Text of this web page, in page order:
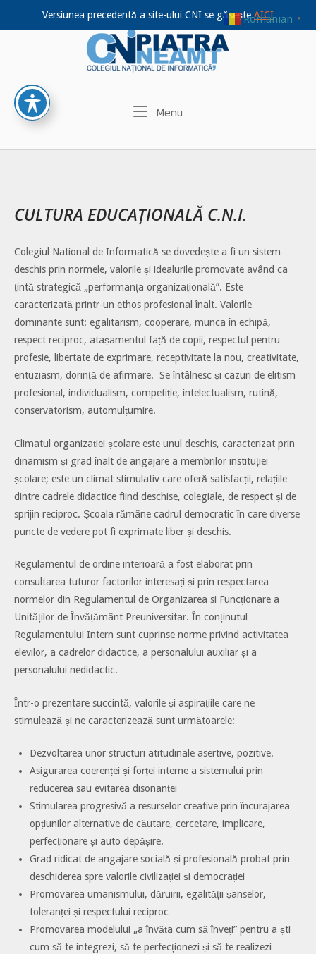
Versiunea precedentă a site-ului CNI se găseșteAICI
Home
Menu
CULTURA EDUCAȚIONALĂ C.N.I.
Colegiul National de Informatică se dovedește a fi un sistem
deschis prin normele, valorile și idealurile promovate având ca
țintă strategică „performanța organizațională”. Este
caracterizată printr-un ethos profesional înalt. Valorile
dominante sunt: egalitarism, cooperare, munca în echipă,
respect reciproc, atașamentul față de copii, respectul pentru
profesie, libertate de exprimare, receptivitate la nou, creativitate,
entuziasm, dorință de afirmare. Se întâlnesc și cazuri de elitism
profesional, individualism, competiție, intelectualism, rutină,
conservatorism, automulțumire.
Climatul organizației școlare este unul deschis, caracterizat prin
dinamism și grad înalt de angajare a membrilor instituției
școlare; este un climat stimulativ care oferă satisfacții, relațiile
dintre cadrele didactice fiind deschise, colegiale, de respect și de
sprijin reciproc. Şcoala rămâne cadrul democratic în care diverse
puncte de vedere pot fi exprimate liber și deschis.
Regulamentul de ordine interioară a fost elaborat prin
consultarea tuturor factorilor interesați și prin respectarea
normelor din Regulamentul de Organizarea si Funcționare a
Unităților de Învățământ Preuniversitar. În conținutul
Regulamentului Intern sunt cuprinse norme privind activitatea
elevilor, a cadrelor didactice, a personalului auxiliar și a
personalului nedidactic.
Într-o prezentare succintă, valorile și aspirațiile care ne
stimulează și ne caracterizează sunt următoarele:
Dezvoltarea unor structuri atitudinale asertive, pozitive.
Asigurarea coerenței și forței interne a sistemului prin
reducerea sau evitarea disonanței
Stimularea progresivă a resurselor creative prin încurajarea
opțiunilor alternative de căutare, cercetare, implicare,
perfecționare și auto depășire.
Grad ridicat de angajare socială și profesională probat prin
deschiderea spre valorile civilizației și democrației
Promovarea umanismului, dăruirii, egalității șanselor,
toleranței și respectului reciproc
Promovarea modelului „a învăța cum să înveți” pentru a ști
cum să te integrezi, să te perfecționezi și să te realizezi
Romanian ▼